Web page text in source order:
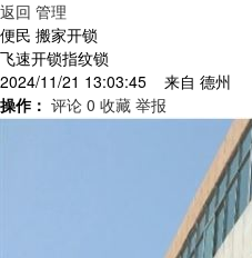
返回 管理
便民 搬家开锁
飞速开锁指纹锁
2024/11/21 13:03:45 来自 德州
操作： 评论 0 收藏 举报